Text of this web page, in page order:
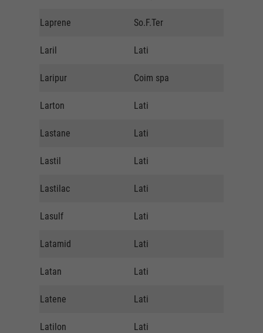
Laprene So.F.Ter
Laril Lati
Laripur Coim spa
Larton Lati
Lastane Lati
Lastil Lati
Lastilac Lati
Lasulf Lati
Latamid Lati
Latan Lati
Latene Lati
Latilon Lati